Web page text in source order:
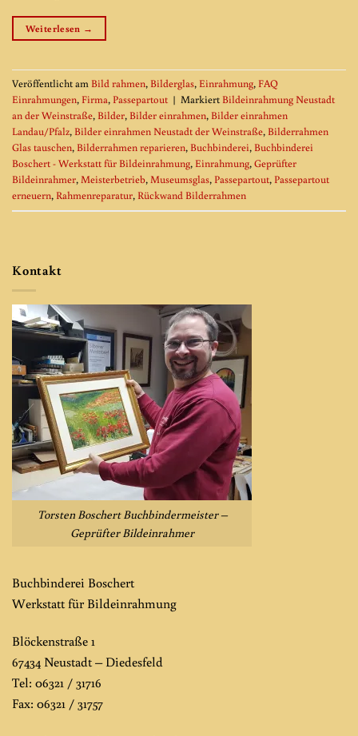
Weiterlesen →
Veröffentlicht amBild rahmen,Bilderglas,Einrahmung,FAQ
Einrahmungen,Firma,Passepartout | MarkiertBildeinrahmung Neustadt
an der Weinstraße,Bilder,Bilder einrahmen,Bilder einrahmen
Landau/Pfalz,Bilder einrahmen Neustadt der Weinstraße,Bilderrahmen
Glas tauschen,Bilderrahmen reparieren,Buchbinderei,Buchbinderei
Boschert - Werkstatt für Bildeinrahmung,Einrahmung,Geprüfter
Bildeinrahmer,Meisterbetrieb,Museumsglas,Passepartout,Passepartout
erneuern,Rahmenreparatur,Rückwand Bilderrahmen
Kontakt
Torsten Boschert Buchbindermeister –
Geprüfter Bildeinrahmer
Buchbinderei Boschert
Werkstatt für Bildeinrahmung
Blöckenstraße 1
67434 Neustadt – Diedesfeld
Tel: 06321 / 31716
Fax: 06321 / 31757